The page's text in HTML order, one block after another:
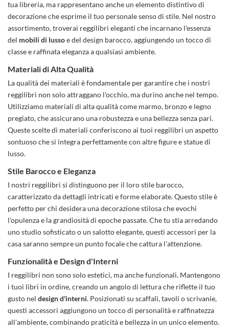
tua libreria, ma rappresentano anche un elemento distintivo di
decorazioneche esprime il tuo personale senso di stile. Nel nostro
assortimento, troverai reggilibri eleganti che incarnano l'essenza
del mobili di lussoe del design barocco, aggiungendo un tocco di
classe e raffinata eleganza a qualsiasi ambiente.
Materiali di Alta Qualità
La qualità dei materiali è fondamentale per garantire che i nostri
reggilibri non solo attraggano l'occhio, ma durino anche nel tempo.
Utilizziamo materiali di alta qualità come marmo, bronzo e legno
pregiato, che assicurano una robustezza e una bellezza senza pari.
Queste scelte di materiali conferiscono ai tuoi reggilibri un aspetto
sontuoso che si integra perfettamente con altrefigure e statuedi
lusso.
Stile Barocco e Eleganza
I nostri reggilibri si distinguono per il loro stile barocco,
caratterizzato da dettagli intricati e forme elaborate. Questo stile è
perfetto per chi desidera una decorazione stilosa che evochi
l'opulenza e la grandiosità di epoche passate. Che tu stia arredando
uno studio sofisticato o un salotto elegante, questi accessori per la
casa saranno sempre un punto focale che cattura l'attenzione.
Funzionalità e Design d'Interni
I reggilibri non sono solo estetici, ma anche funzionali. Mantengono
i tuoi libri in ordine, creando un angolo di lettura che riflette il tuo
gusto nel design d'interni. Posizionati su scaffali, tavoli o scrivanie,
questi accessori aggiungono un tocco di personalità e raffinatezza
all'ambiente, combinando praticità e bellezza in un unico elemento.